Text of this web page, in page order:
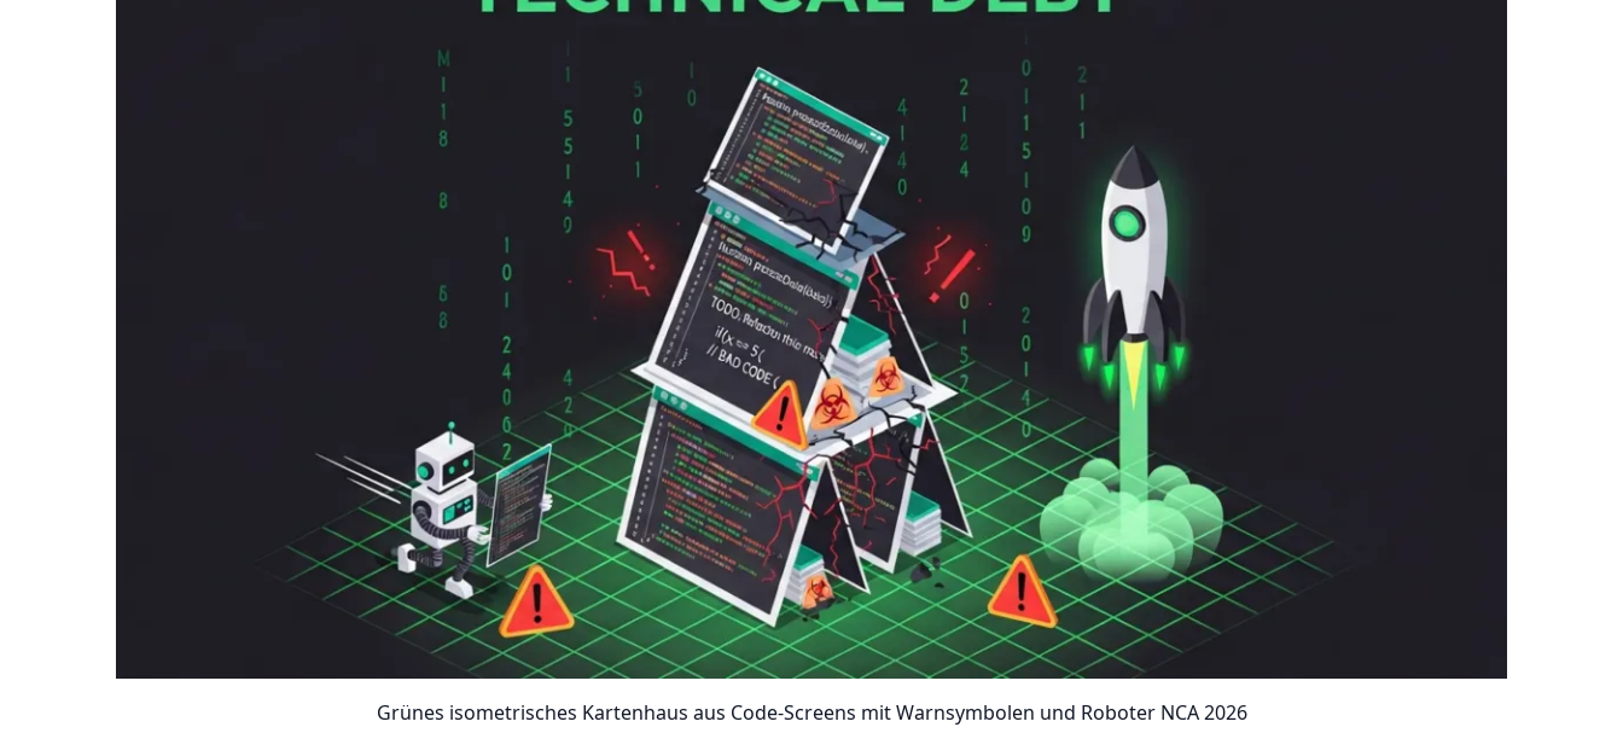
Grünes isometrisches Kartenhaus aus Code-Screens mit Warnsymbolen und Roboter NCA 2026